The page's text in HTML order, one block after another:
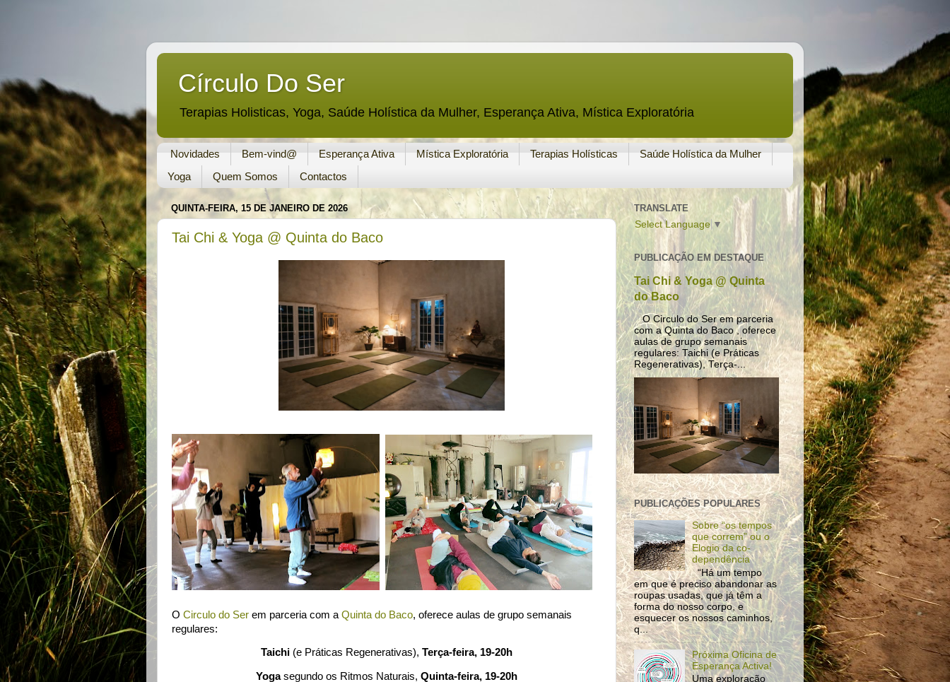
Círculo Do Ser
Terapias Holisticas, Yoga, Saúde Holística da Mulher, Esperança Ativa, Mística Exploratória
Novidades Bem-vind@ Esperança Ativa Mística Exploratória Terapias Holísticas
Saúde Holística da Mulher
Yoga
Quem Somos Contactos
QUINTA-FEIRA, 15 DE JANEIRO DE 2026
Tai Chi & Yoga @ Quinta do Baco
O Circulo do Ser em parceria com aQuinta do Baco, oferece aulas de grupo semanais
regulares:
Taichi (e Práticas Regenerativas), Terça-feira, 19-20h
Yogasegundo os Ritmos Naturais, Quinta-feira, 19-20h
TRANSLATE
Select Language ▼
PUBLICAÇÃO EM DESTAQUE
Tai Chi & Yoga @ Quinta
do Baco
O Circulo do Ser em parceria
com a Quinta do Baco , oferece
aulas de grupo semanais
regulares: Taichi (e Práticas
Regenerativas), Terça-...
PUBLICAÇÕES POPULARES
Sobre “os tempos
que correm” ou o
Elogio da co-
dependência
“Há um tempo
em que é preciso abandonar as
roupas usadas, que já têm a
forma do nosso corpo, e
esquecer os nossos caminhos,
q...
Próxima Oficina de
Esperança Activa!
Uma exploração